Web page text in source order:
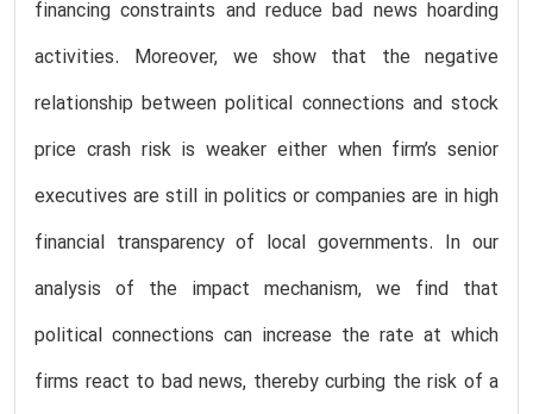
financing constraints and reduce bad news hoarding
activities. Moreover, we show that the negative
relationship between political connections and stock
price crash risk is weaker either when firm’s senior
executives are still in politics or companies are in high
financial transparency of local governments. In our
analysis of the impact mechanism, we find that
political connections can increase the rate at which
firms react to bad news, thereby curbing the risk of a